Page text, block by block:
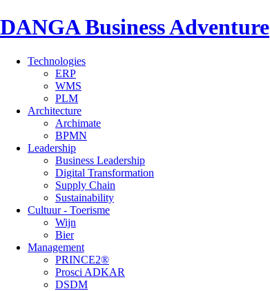
DANGA Business Adventure
Technologies
ERP
WMS
PLM
Architecture
Archimate
BPMN
Leadership
Business Leadership
Digital Transformation
Supply Chain
Sustainability
Cultuur - Toerisme
Wijn
Bier
Management
PRINCE2®
Prosci ADKAR
DSDM